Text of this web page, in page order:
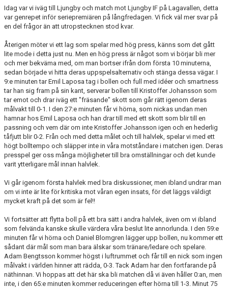
KONTAKT
BORGÅS TANKAR
TABELL & RESULTAT
Idag var vi iväg till Ljungby och match mot Ljungby IF på Lagavallen, detta
var genrepet inför seriepremiären på långfredagen. Vi fick väl mer svar på
en del frågor än att utropstecknen stod kvar.
Återigen möter vi ett lag som spelar med hög press, känns som det gått
lite mode i detta just nu. Men en hög press är något som vi börjar bli mer
och mer bekväma med, om man bortser ifrån dom första 10 minuterna,
sedan började vi hitta deras uppspelsalternativ och stänga dessa vägar. I
9:e minuten tar Emil Laposa tag i bollen och full med idéer och smartness
tar han sig fram på sin kant, serverar bollen till Kristoffer Johansson som
tar emot och drar iväg ett "fräsande" skott som går rätt igenom deras
målvakt till 0-1. I den 27:e minuten får vi hörna, som nickas undan men
hamnar hos Emil Laposa och han drar till med ett skott som blir till en
passning och vem där om inte Kristoffer Johansson igen och en hederlig
tåfjutt blir 0-2. Från och med detta målet och till halvlek, spelar vi med ett
högt bolltempo och släpper inte in våra motståndare i matchen igen. Deras
presspel ger oss många möjligheter till bra omställningar och det kunde
varit ytterligare mål innan halvlek.
Vi går igenom första halvlek med bra diskussioner, men ibland undrar man
om vi inte är lite för kritiska mot våran egen insats, för det läggs väldigt
mycket kraft på det som är fel!!
Vi fortsätter att flytta boll på ett bra sätt i andra halvlek, även om vi ibland
som felvända kanske skulle värdera våra beslut lite annorlunda. I den 59:e
minuten får vi hörna och Daniel Blomgren lägger upp bollen, nu kommer ett
sådant där mål som man bara älskar som tränare/ledare och spelare.
Adam Bengtsson kommer högst i luftrummet och får till en nick som ingen
målvakt i världen hinner att rädda, 0-3. Tack Adam har den fortfarande på
näthinnan. Vi hoppas att det här ska bli matchen då vi även håller 0:an, men
inte, i den 65:e minuten kommer reduceringen efter hörna till 1-3. Minut 75